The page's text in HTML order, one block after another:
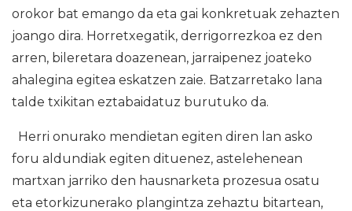
orokor bat emango da eta gai konkretuak zehazten
joango dira. Horretxegatik, derrigorrezkoa ez den
arren, bileretara doazenean, jarraipenez joateko
ahalegina egitea eskatzen zaie. Batzarretako lana
talde txikitan eztabaidatuz burutuko da.
Herri onurako mendietan egiten diren lan asko
foru aldundiak egiten dituenez, astelehenean
martxan jarriko den hausnarketa prozesua osatu
eta etorkizunerako plangintza zehaztu bitartean,